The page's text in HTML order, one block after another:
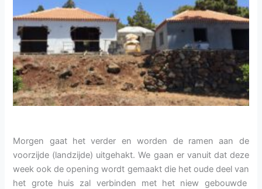
Morgen gaat het verder en worden de ramen aan de
voorzijde (landzijde) uitgehakt. We gaan er vanuit dat deze
week ook de opening wordt gemaakt die het oude deel van
het grote huis zal verbinden met het niew gebouwde